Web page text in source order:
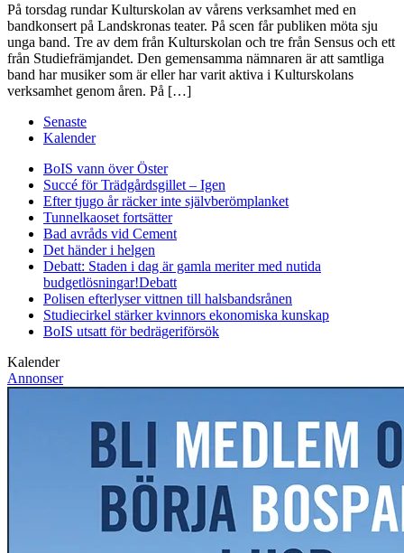
På torsdag rundar Kulturskolan av vårens verksamhet med en
bandkonsert på Landskronas teater. På scen får publiken möta sju
unga band. Tre av dem från Kulturskolan och tre från Sensus och ett
från Studiefrämjandet. Den gemensamma nämnaren är att samtliga
band har musiker som är eller har varit aktiva i Kulturskolans
verksamhet genom åren. På […]
Senaste
Kalender
BoIS vann över Öster
Succé för Trädgårdsgillet – Igen
Efter tjugo år räcker inte självberömplanket
Tunnelkaoset fortsätter
Bad avråds vid Cement
Det händer i helgen
Debatt: Staden i dag är gamla meriter med nutida
budgetlösningar!Debatt
Polisen efterlyser vittnen till halsbandsrånen
Studiecirkel stärker kvinnors ekonomiska kunskap
BoIS utsatt för bedrägeriförsök
Kalender
Annonser